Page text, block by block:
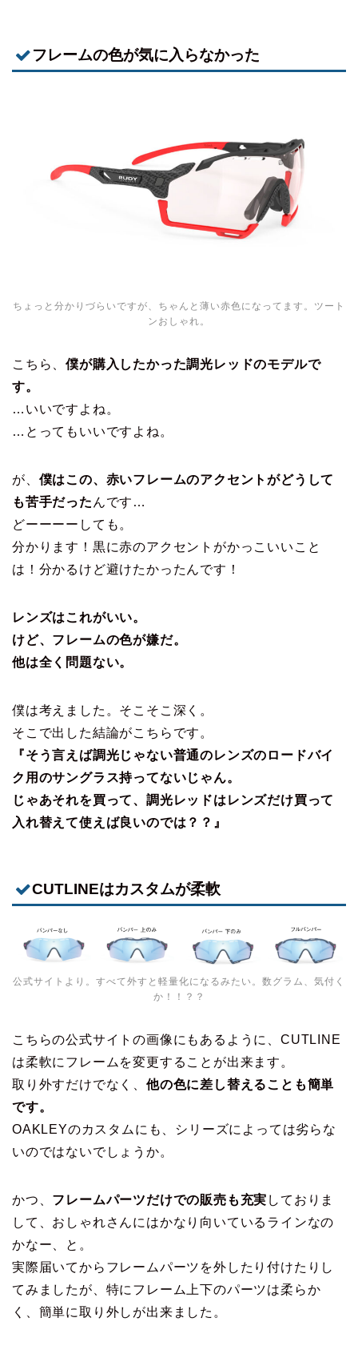
フレームの色が気に入らなかった
ちょっと分かりづらいですが、ちゃんと薄い赤色になってます。ツート
ンおしゃれ。
こちら、僕が購入したかった調光レッドのモデルで
す。
…いいですよね。
…とってもいいですよね。
が、 僕はこの、赤いフレームのアクセントがどうして
も苦手だったんです…
どーーーーしても。
分かります！黒に赤のアクセントがかっこいいこと
は！分かるけど避けたかったんです！
レンズはこれがいい。
けど、フレームの色が嫌だ。
他は全く問題ない。
僕は考えました。そこそこ深く。
そこで出した結論がこちらです。
『そう言えば調光じゃない普通のレンズのロードバイ
ク用のサングラス持ってないじゃん。
じゃあそれを買って、調光レッドはレンズだけ買って
入れ替えて使えば良いのでは？？』
CUTLINEはカスタムが柔軟
公式サイトより。すべて外すと軽量化になるみたい。数グラム、気付く
か！！？？
こちらの公式サイトの画像にもあるように、CUTLINE
は柔軟にフレームを変更することが出来ます。
取り外すだけでなく、 他の色に差し替えることも簡単
です。
OAKLEYのカスタムにも、シリーズによっては劣らな
いのではないでしょうか。
かつ、 フレームパーツだけでの販売も充実 しておりま
して、おしゃれさんにはかなり向いているラインなの
かなー、と。
実際届いてからフレームパーツを外したり付けたりし
てみましたが、特にフレーム上下のパーツは柔らか
く、簡単に取り外しが出来ました。